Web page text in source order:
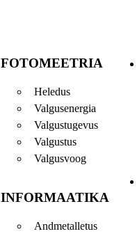
FOTOMEETRIA
Heledus
Valgusenergia
Valgustugevus
Valgustus
Valgusvoog
INFORMAATIKA
Andmetalletus